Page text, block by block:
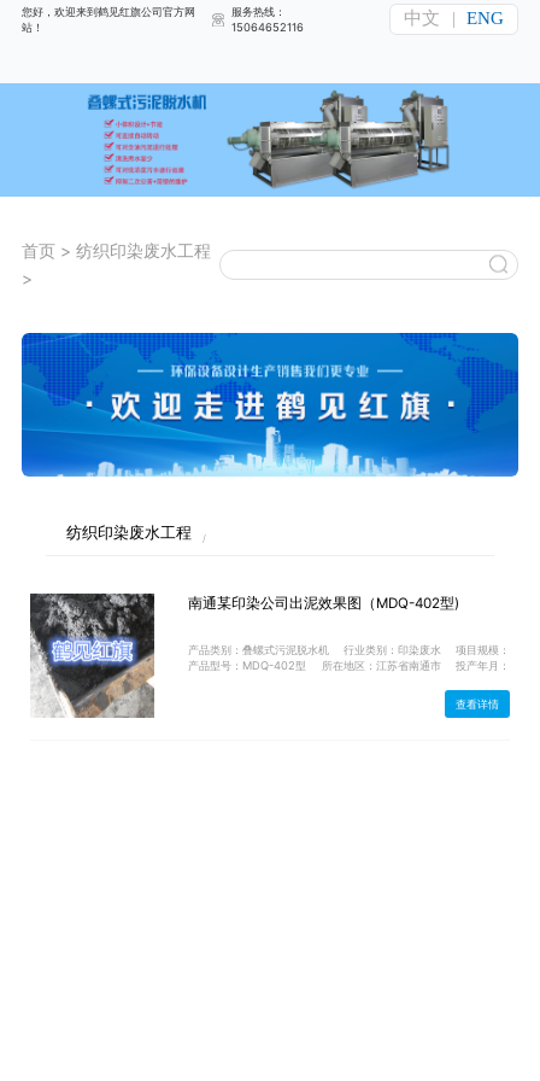
您好，欢迎来到鹤见红旗公司官方网
站！
服务热线：
15064652116
中文 | ENG
首页> 纺织印染废水工程
>
纺织印染废水工程 /
南通某印染公司出泥效果图（MDQ-402型)
产品类别：叠螺式污泥脱水机 行业类别：印染废水
项目规模：
产品型号：MDQ-402型
所在地区：江苏省南通市 投产年月：
查看详情